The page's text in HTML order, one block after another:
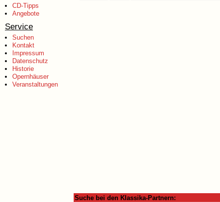
CD-Tipps
Angebote
Service
Suchen
Kontakt
Impressum
Datenschutz
Historie
Opernhäuser
Veranstaltungen
Suche bei den Klassika-Partnern: